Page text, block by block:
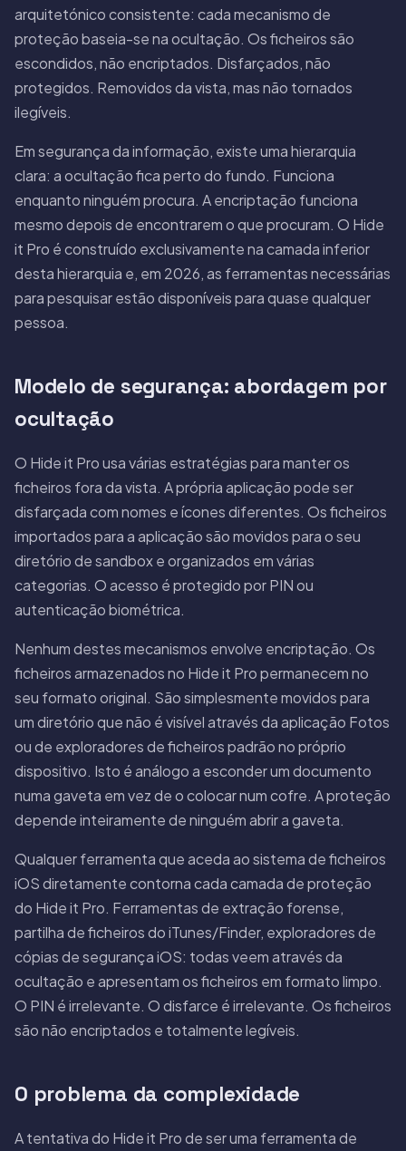
arquitetónico consistente: cada mecanismo de
proteção baseia-se na ocultação. Os ficheiros são
escondidos, não encriptados. Disfarçados, não
protegidos. Removidos da vista, mas não tornados
ilegíveis.
Em segurança da informação, existe uma hierarquia
clara: a ocultação fica perto do fundo. Funciona
enquanto ninguém procura. A encriptação funciona
mesmo depois de encontrarem o que procuram. O Hide
it Pro é construído exclusivamente na camada inferior
desta hierarquia e, em 2026, as ferramentas necessárias
para pesquisar estão disponíveis para quase qualquer
pessoa.
Modelo de segurança: abordagem por
ocultação
O Hide it Pro usa várias estratégias para manter os
ficheiros fora da vista. A própria aplicação pode ser
disfarçada com nomes e ícones diferentes. Os ficheiros
importados para a aplicação são movidos para o seu
diretório de sandbox e organizados em várias
categorias. O acesso é protegido por PIN ou
autenticação biométrica.
Nenhum destes mecanismos envolve encriptação. Os
ficheiros armazenados no Hide it Pro permanecem no
seu formato original. São simplesmente movidos para
um diretório que não é visível através da aplicação Fotos
ou de exploradores de ficheiros padrão no próprio
dispositivo. Isto é análogo a esconder um documento
numa gaveta em vez de o colocar num cofre. A proteção
depende inteiramente de ninguém abrir a gaveta.
Qualquer ferramenta que aceda ao sistema de ficheiros
iOS diretamente contorna cada camada de proteção
do Hide it Pro. Ferramentas de extração forense,
partilha de ficheiros do iTunes/Finder, exploradores de
cópias de segurança iOS: todas veem através da
ocultação e apresentam os ficheiros em formato limpo.
O PIN é irrelevante. O disfarce é irrelevante. Os ficheiros
são não encriptados e totalmente legíveis.
O problema da complexidade
A tentativa do Hide it Pro de ser uma ferramenta de